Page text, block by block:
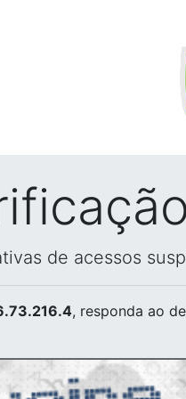
de acessos
, responda ao